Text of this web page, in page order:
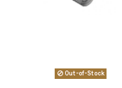
Out-of-Stock